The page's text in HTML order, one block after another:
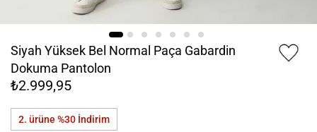
Siyah Yüksek Bel Normal Paça Gabardin
Dokuma Pantolon
₺2.999,95
2. ürüne %30 İndirim